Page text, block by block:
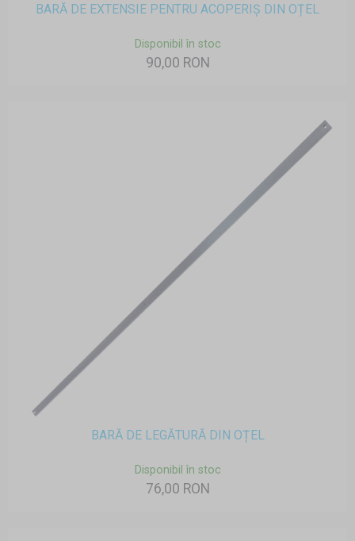
BARĂ DE EXTENSIE PENTRU ACOPERIȘ DIN OȚEL
Disponibil în stoc
90,00 RON
BARĂ DE LEGĂTURĂ DIN OȚEL
Disponibil în stoc
76,00 RON